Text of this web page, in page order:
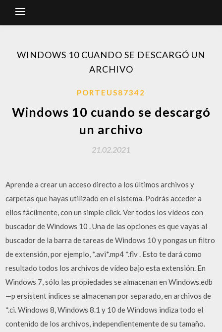
WINDOWS 10 CUANDO SE DESCARGÓ UN
ARCHIVO
PORTEUS87342
Windows 10 cuando se descargó
un archivo
21.02.2021
Aprende a crear un acceso directo a los últimos archivos y
carpetas que hayas utilizado en el sistema. Podrás acceder a
ellos fácilmente, con un simple click. Ver todos los vídeos con
buscador de Windows 10 . Una de las opciones es que vayas al
buscador de la barra de tareas de Windows 10 y pongas un filtro
de extensión, por ejemplo, *.avi*.mp4 *.flv . Esto te dará como
resultado todos los archivos de vídeo bajo esta extensión. En
Windows 7, sólo las propiedades se almacenan en Windows.edb
—p ersistent índices se almacenan por separado, en archivos de
*.ci. Windows 8, Windows 8.1 y 10 de Windows indiza todo el
contenido de los archivos, independientemente de su tamaño.